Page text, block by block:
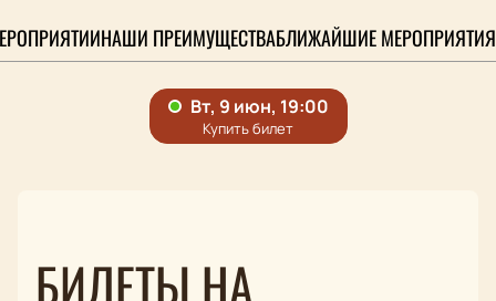
НАШИ ПРЕИМУЩЕСТВАБЛИЖАЙШИЕ МЕРОПРИЯТИЯ
БИЛЕТЫ НА